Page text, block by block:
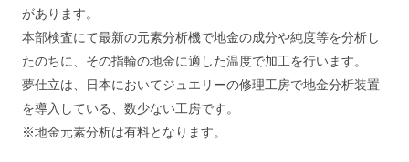
があります。
本部検査にて最新の元素分析機で地金の成分や純度等を分析し
たのちに、その指輪の地金に適した温度で加工を行います。
夢仕立は、日本においてジュエリーの修理工房で地金分析装置
を導入している、数少ない工房です。
※地金元素分析は有料となります。